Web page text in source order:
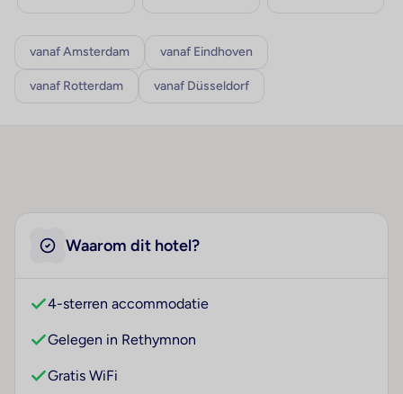
vanaf Amsterdam vanaf Eindhoven
vanaf Rotterdam vanaf Düsseldorf
Waarom dit hotel?
4-sterren accommodatie
Gelegen in Rethymnon
Gratis WiFi